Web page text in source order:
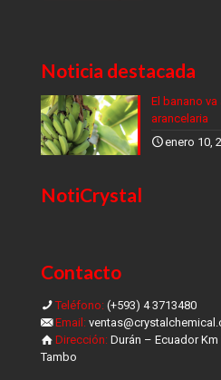
Noticia destacada
El banano
arancelaria
enero 10,
NotiCrystal
Contacto
Teléfono: (+593) 4 3713480
Email:
Dirección: Durán – Ecuador Km
Tambo